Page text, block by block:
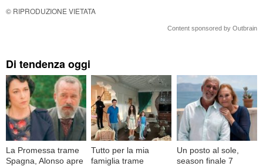
© RIPRODUZIONE VIETATA
Content sponsored by Outbrain
Di tendenza oggi
La Promessa trame
Spagna, Alonso apre
Tutto per la mia
famiglia trame
Un posto al sole,
season finale 7